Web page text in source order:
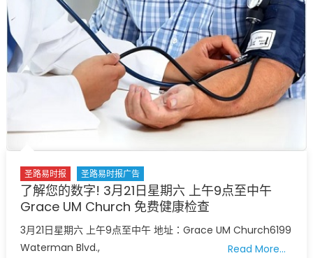
无
需
预
约
免
费
赠
送
血
压
供
符
合
条
圣路易时报 圣路易时报广告
了解您的数字! 3月21日星期六 上午9点至中午
Grace UM Church 免费健康检查
3月21日星期六 上午9点至中午 地址：Grace UM Church6199
Waterman Blvd.,
Read More…